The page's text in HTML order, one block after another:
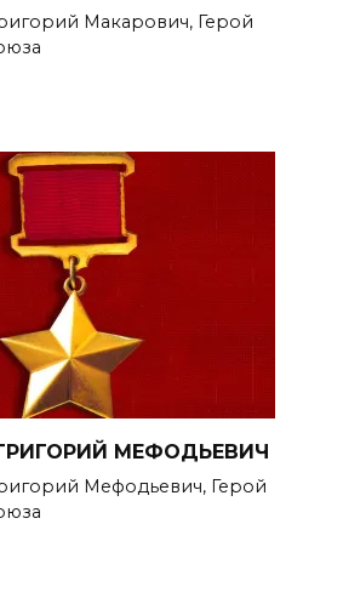
Макарович, Герой
МЕФОДЬЕВИЧ
Мефодьевич, Герой